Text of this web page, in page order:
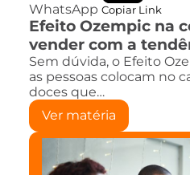
WhatsApp Copiar Link
Efeito Ozempic na
vender com a
Sem dúvida, o Efeito
as pessoas colocam no
doces que…
Ver matéria